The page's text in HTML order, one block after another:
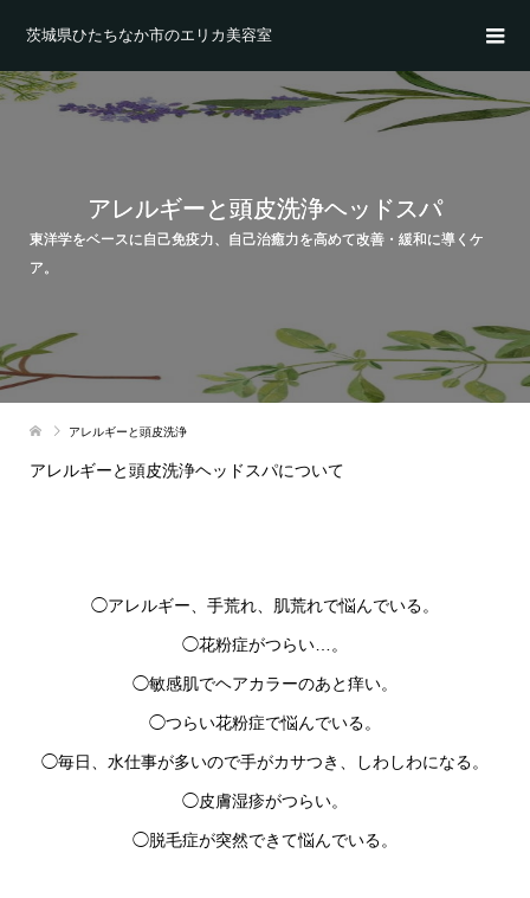
茨城県ひたちなか市のエリカ美容室
アレルギーと頭皮洗浄ヘッドスパ
東洋学をベースに自己免疫力、自己治癒力を高めて改善・緩和に導くケ
ア。
アレルギーと頭皮洗浄
アレルギーと頭皮洗浄ヘッドスパについて
◯アレルギー、手荒れ、肌荒れで悩んでいる。
◯花粉症がつらい…。
◯敏感肌でヘアカラーのあと痒い。
◯つらい花粉症で悩んでいる。
◯毎日、水仕事が多いので手がカサつき、しわしわになる。
◯皮膚湿疹がつらい。
◯脱毛症が突然できて悩んでいる。